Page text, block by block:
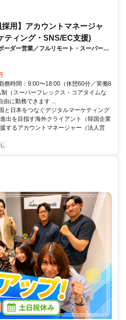
採用】アカウントマネージャ
ティング・SNS/EC支援)
ーダー営業／フルリモート・スーパーフ
務時間：9:00〜18:00（休憩60分／実働8
（スーパーフレックス・コアタイムな
由に勤務できます ...
と日本をつなぐデジタルマーケティング
出を目指す海外クライアント（韓国企業
するアカウントマネージャー（法人営